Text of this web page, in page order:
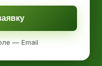
— Email